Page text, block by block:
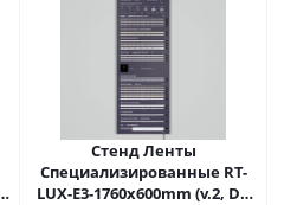
Стенд Ленты
Специализированные RT-
LUX-E3-1760x600mm (v.2, DB